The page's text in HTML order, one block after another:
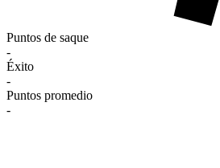
Puntos de saque
-
Éxito
-
Puntos promedio
-